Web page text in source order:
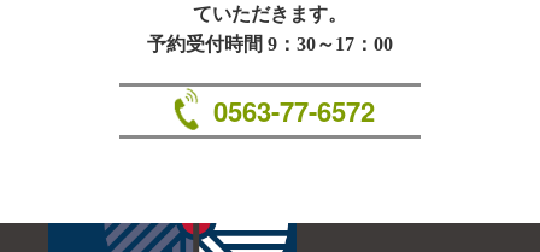
ていただきます。
予約受付時間 9：30～17：00
0563-77-6572